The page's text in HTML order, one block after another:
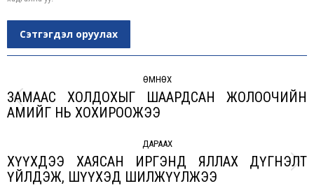
Сэтгэгдэл оруулах
ӨМНӨХ
Previous
ЗАМААС ХОЛДОХЫГ ШААРДСАН ЖОЛООЧИЙН
АМИЙГ НЬ ХОХИРООЖЭЭ
ДАРААХ
Next
ХҮҮХДЭЭ ХАЯСАН ИРГЭНД ЯЛЛАХ ДҮГНЭЛТ
ҮЙЛДЭЖ, ШҮҮХЭД ШИЛЖҮҮЛЖЭЭ